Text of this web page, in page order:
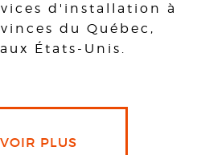
d'installation à
du Québec,
États-Unis.
PLUS